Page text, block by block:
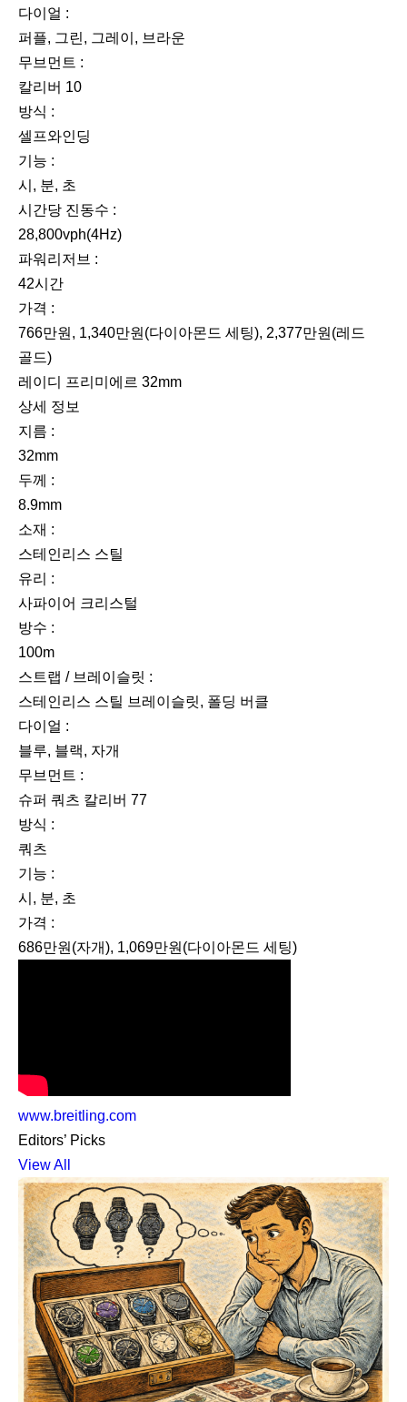
다이얼 :
퍼플, 그린, 그레이, 브라운
무브먼트 :
칼리버 10
방식 :
셀프와인딩
기능 :
시, 분, 초
시간당 진동수 :
28,800vph(4Hz)
파워리저브 :
42시간
가격 :
766만원, 1,340만원(다이아몬드 세팅), 2,377만원(레드
골드)
레이디 프리미에르 32mm
상세 정보
지름 :
32mm
두께 :
8.9mm
소재 :
스테인리스 스틸
유리 :
사파이어 크리스털
방수 :
100m
스트랩 / 브레이슬릿 :
스테인리스 스틸 브레이슬릿, 폴딩 버클
다이얼 :
블루, 블랙, 자개
무브먼트 :
슈퍼 쿼츠 칼리버 77
방식 :
쿼츠
기능 :
시, 분, 초
가격 :
686만원(자개), 1,069만원(다이아몬드 세팅)
www.breitling.com
Editors’ Picks
View All